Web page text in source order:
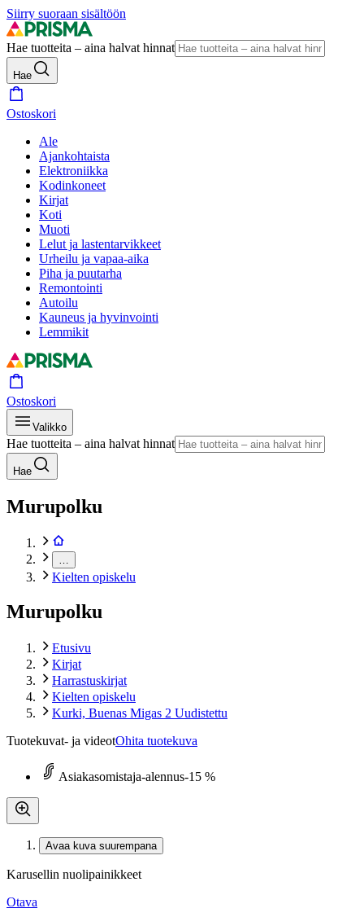
Siirry suoraan sisältöön
Hae tuotteita – aina halvat hinnat
Hae
Ostoskori
Ale
Ajankohtaista
Elektroniikka
Kodinkoneet
Kirjat
Koti
Muoti
Lelut ja lastentarvikkeet
Urheilu ja vapaa-aika
Piha ja puutarha
Remontointi
Autoilu
Kauneus ja hyvinvointi
Lemmikit
Ostoskori
Valikko
Hae tuotteita – aina halvat hinnat
Hae
Murupolku
Kielten opiskelu
Murupolku
Etusivu
Kirjat
Harrastuskirjat
Kielten opiskelu
Kurki, Buenas Migas 2 Uudistettu
Tuotekuvat- ja videotOhita tuotekuva
Asiakasomistaja-alennus-15 %
Avaa kuva suurempana
Karusellin nuolipainikkeet
Otava